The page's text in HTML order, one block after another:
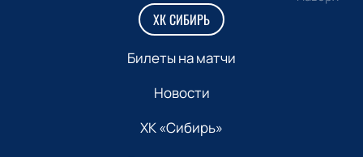
ХК СИБИРЬ
Билеты на матчи
Новости
ХК «Сибирь»